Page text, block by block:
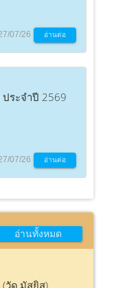
07/26 อ่านต่อ
ประจำปี 2569
07/26 อ่านต่อ
อ่านทั้งหมด